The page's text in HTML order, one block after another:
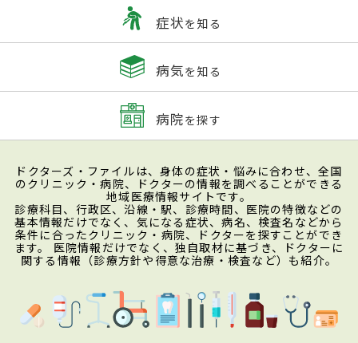
症状を知る
病気を知る
病院を探す
ドクターズ・ファイルは、身体の症状・悩みに合わせ、全国
のクリニック・病院、ドクターの情報を調べることができる
地域医療情報サイトです。
診療科目、行政区、沿線・駅、診療時間、医院の特徴などの
基本情報だけでなく、気になる症状、病名、検査名などから
条件に合ったクリニック・病院、ドクターを探すことができ
ます。 医院情報だけでなく、独自取材に基づき、ドクターに
関する情報（診療方針や得意な治療・検査など）も紹介。